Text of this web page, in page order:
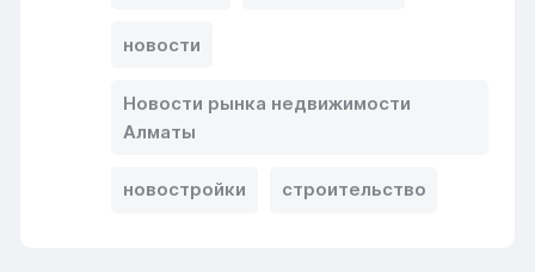
новости
Новости рынка недвижимости
Алматы
новостройки строительство